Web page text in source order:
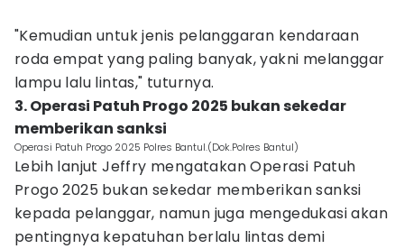
‎"Kemudian untuk jenis pelanggaran kendaraan
roda empat yang paling banyak, yakni melanggar
lampu lalu lintas," tuturnya.
‎3. Operasi Patuh Progo 2025 bukan sekedar
memberikan sanksi
Operasi Patuh Progo 2025 Polres Bantul.(Dok.Polres Bantul)
Lebih lanjut Jeffry mengatakan Operasi Patuh
Progo 2025 bukan sekedar memberikan sanksi
kepada pelanggar, namun juga mengedukasi akan
pentingnya kepatuhan berlalu lintas demi